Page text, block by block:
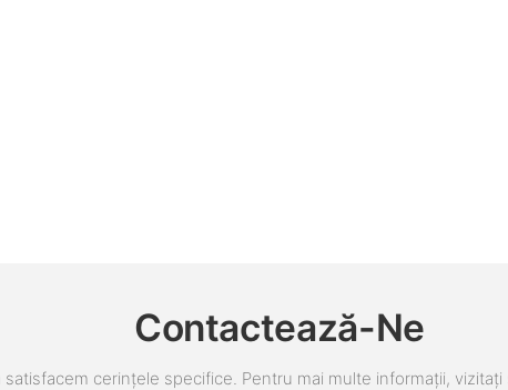
Contactează-Ne
cerințele specifice. Pentru mai multe informații,